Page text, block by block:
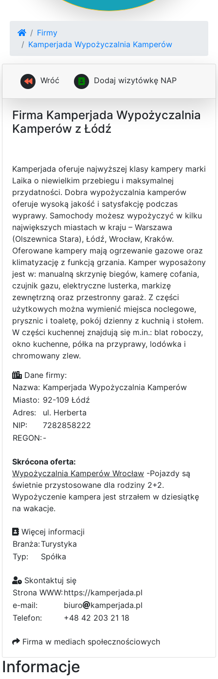
Firmy
Kamperjada Wypożyczalnia Kamperów
Wróć Dodaj wizytówkę NAP
Firma Kamperjada Wypożyczalnia
Kamperów z Łódź
Kamperjada oferuje najwyższej klasy kampery marki
Laika o niewielkim przebiegu i maksymalnej
przydatności. Dobra wypożyczalnia kamperów
oferuje wysoką jakość i satysfakcję podczas
wyprawy. Samochody możesz wypożyczyć w kilku
największych miastach w kraju – Warszawa
(Olszewnica Stara), Łódź, Wrocław, Kraków.
Oferowane kampery mają ogrzewanie gazowe oraz
klimatyzację z funkcją grzania. Kamper wyposażony
jest w: manualną skrzynię biegów, kamerę cofania,
czujnik gazu, elektryczne lusterka, markizę
zewnętrzną oraz przestronny garaż. Z części
użytkowych można wymienić miejsca noclegowe,
prysznic i toaletę, pokój dzienny z kuchnią i stołem.
W części kuchennej znajdują się m.in.: blat roboczy,
okno kuchenne, półka na przyprawy, lodówka i
chromowany zlew.
Dane firmy:
Nazwa: Kamperjada Wypożyczalnia Kamperów
Miasto: 92-109 Łódź
Adres:
ul. Herberta
NIP:
7282858222
REGON:-
Skrócona oferta:
Wypożyczalnia Kamperów Wrocław -Pojazdy są
świetnie przystosowane dla rodziny 2+2.
Wypożyczenie kampera jest strzałem w dziesiątkę
na wakacje.
Więcej informacji
Branża:Turystyka
Typ:
Spółka
Skontaktuj się
Strona WWW:https://kamperjada.pl
e-mail:
biuroe
d
k7
amperj3
a
a4
dae
.pdl
Telefon:
+48 42 203 21 18
Firma w mediach społecznościowych
Informacje